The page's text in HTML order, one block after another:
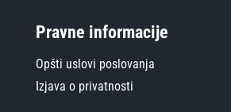
Pravne informacije
Opšti uslovi poslovanja
Izjava o privatnosti